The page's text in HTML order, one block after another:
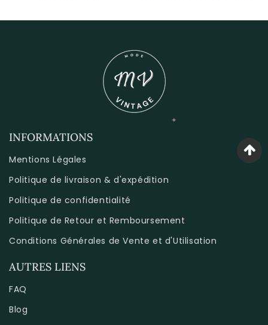
INFORMATIONS
Mentions Légales
Politique de livraison & d'expédition
Politique de confidentialité
Politique de Retour et Remboursement
Conditions Générales de Vente et d'Utilisation
AUTRES LIENS
FAQ
Blog